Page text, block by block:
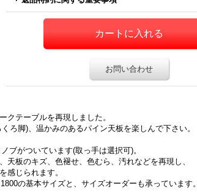
お問い合わせ
テーブルを再現しました。
脚)、温かみのあるパイン天板を楽しんで下さい。
ブがついています(取っ手は選択可)。
板のキズ、色褪せ、色むら、汚れなどを再現し、
感じられます。
の基本サイズと、サイズオーダーも承っています。